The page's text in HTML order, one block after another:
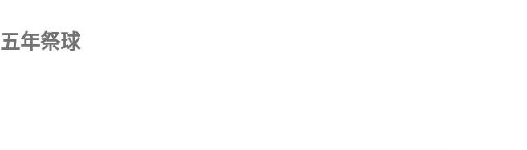
五年祭球